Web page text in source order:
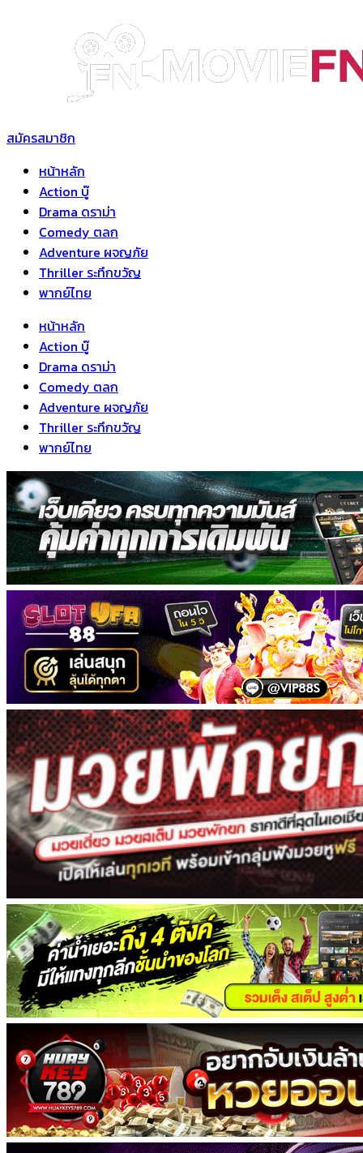
สมัครสมาชิก
หน้าหลัก
Action บู๊
Drama ดราม่า
Comedy ตลก
Adventure ผจญภัย
Thriller ระทึกขวัญ
พากย์ไทย
หน้าหลัก
Action บู๊
Drama ดราม่า
Comedy ตลก
Adventure ผจญภัย
Thriller ระทึกขวัญ
พากย์ไทย